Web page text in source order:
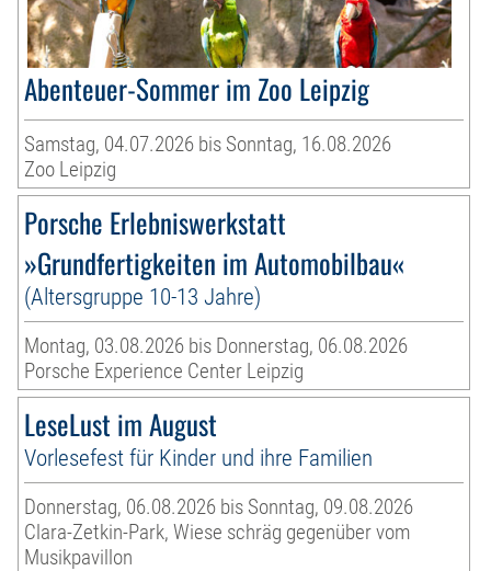
Abenteuer-Sommer im Zoo Leipzig
Samstag, 04.07.2026 bis Sonntag, 16.08.2026
Zoo Leipzig
Porsche Erlebniswerkstatt
»Grundfertigkeiten im Automobilbau«
(Altersgruppe 10-13 Jahre)
Montag, 03.08.2026 bis Donnerstag, 06.08.2026
Porsche Experience Center Leipzig
LeseLust im August
Vorlesefest für Kinder und ihre Familien
Donnerstag, 06.08.2026 bis Sonntag, 09.08.2026
Clara-Zetkin-Park, Wiese schräg gegenüber vom
Musikpavillon